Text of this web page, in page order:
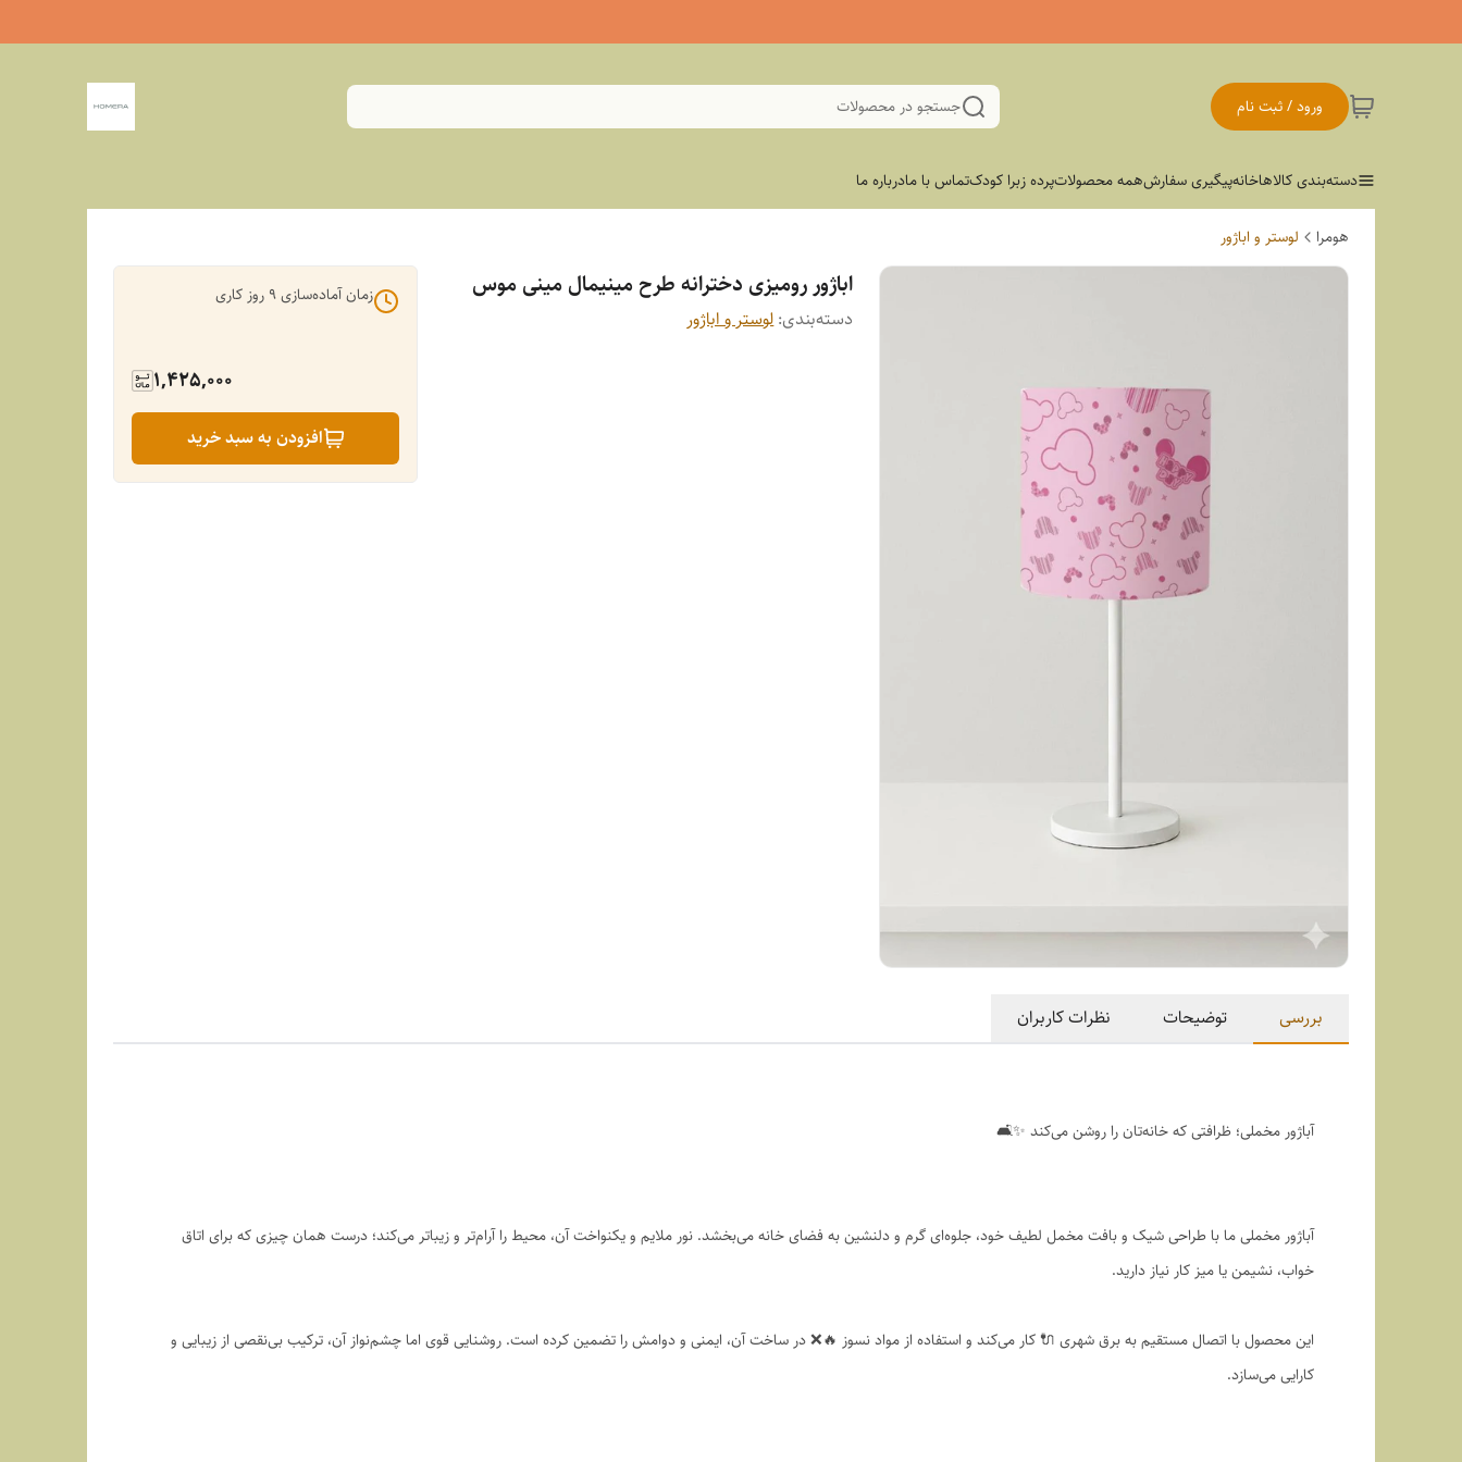
ورود / ثبت نام جستجو در محصولات
دسته‌بندی کالاهاخانهپیگیری سفارشهمه محصولاتپرده زبرا کودکتماس با مادرباره ما
هومرا لوستر و اباژور
اباژور رومیزی دخترانه طرح مینیمال مینی موس
دسته‌بندی:لوستر و اباژور
زمان آماده‌سازی9 روز کاری
1,425,000
افزودن به سبد خرید
بررسی توضیحات نظرات کاربران
آباژور مخملی؛ ظرافتی که خانه‌تان را روشن می‌کند ✨🛋️
آباژور مخملی ما با طراحی شیک و بافت مخمل لطیف خود، جلوه‌ای گرم و دلنشین به فضای خانه می‌بخشد. نور ملایم و یکنواخت آن، محیط را آرام‌تر و زیباتر می‌کند؛ درست همان چیزی که برای اتاق
خواب، نشیمن یا میز کار نیاز دارید.
این محصول با اتصال مستقیم به برق شهری 🔌 کار می‌کند و استفاده از مواد نسوز 🔥❌ در ساخت آن، ایمنی و دوامش را تضمین کرده است. روشنایی قوی اما چشم‌نواز آن، ترکیب بی‌نقصی از زیبایی و
کارایی می‌سازد.